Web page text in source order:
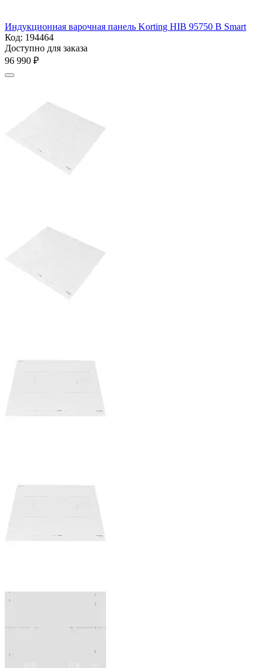
Индукционная варочная панель Korting HIB 95750 B Smart
Код: 194464
Доступно для заказа
96 990 ₽